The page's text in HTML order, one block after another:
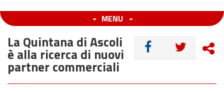
MENU
CONDIVIDI
La Quintana di Ascoli
è alla ricerca di nuovi
partner commerciali